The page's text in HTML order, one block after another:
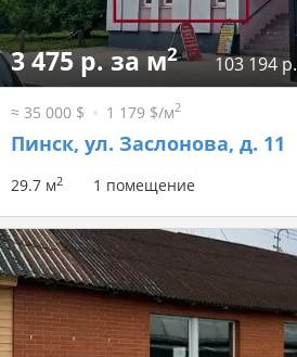
3 475 р. за м2 103 194 р.
≈ 35 000 $ 1 179 $/м2
Пинск, ул. Заслонова, д. 11
29.7 м2 1 помещение